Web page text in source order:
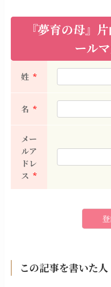
『夢育の母』
ール
姓 *
名 *
メー
ルア
ドレ
ス *
この記事を書いた人